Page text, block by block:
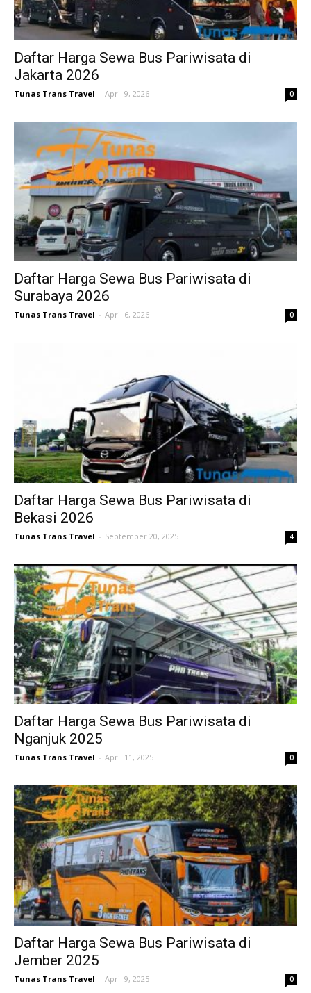
Daftar Harga Sewa Bus Pariwisata di
Jakarta 2026
Tunas Trans Travel - April 9, 2026 0
Daftar Harga Sewa Bus Pariwisata di
Surabaya 2026
Tunas Trans Travel - April 6, 2026 0
Daftar Harga Sewa Bus Pariwisata di
Bekasi 2026
Tunas Trans Travel - September 20, 2025 4
Daftar Harga Sewa Bus Pariwisata di
Nganjuk 2025
Tunas Trans Travel - April 11, 2025 0
Daftar Harga Sewa Bus Pariwisata di
Jember 2025
Tunas Trans Travel - April 9, 2025 0